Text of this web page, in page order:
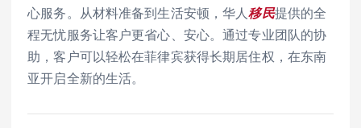
心服务。从材料准备到生活安顿，华人移民提供的全
程无忧服务让客户更省心、安心。通过专业团队的协
助，客户可以轻松在菲律宾获得长期居住权，在东南
亚开启全新的生活。